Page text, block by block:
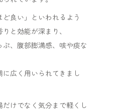
良い」といわれるよう
と効能が深まり、
、腹部膨満感、咳や痰な
広く用いられてきまし
けでなく気分まで軽くし